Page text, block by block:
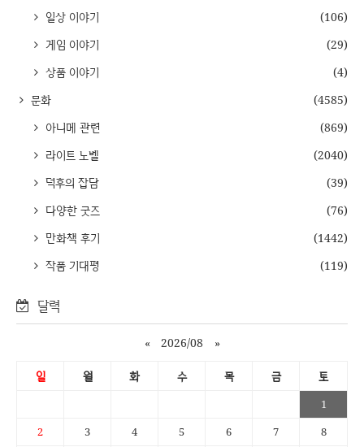
일상 이야기
(106)
게임 이야기
(29)
상품 이야기
(4)
문화
(4585)
아니메 관련
(869)
라이트 노벨
(2040)
덕후의 잡담
(39)
다양한 굿즈
(76)
만화책 후기
(1442)
작품 기대평
(119)
달력
« 2026/08 »
일 월 화 수 목 금 토
1
2
3 4 5 6 7
8